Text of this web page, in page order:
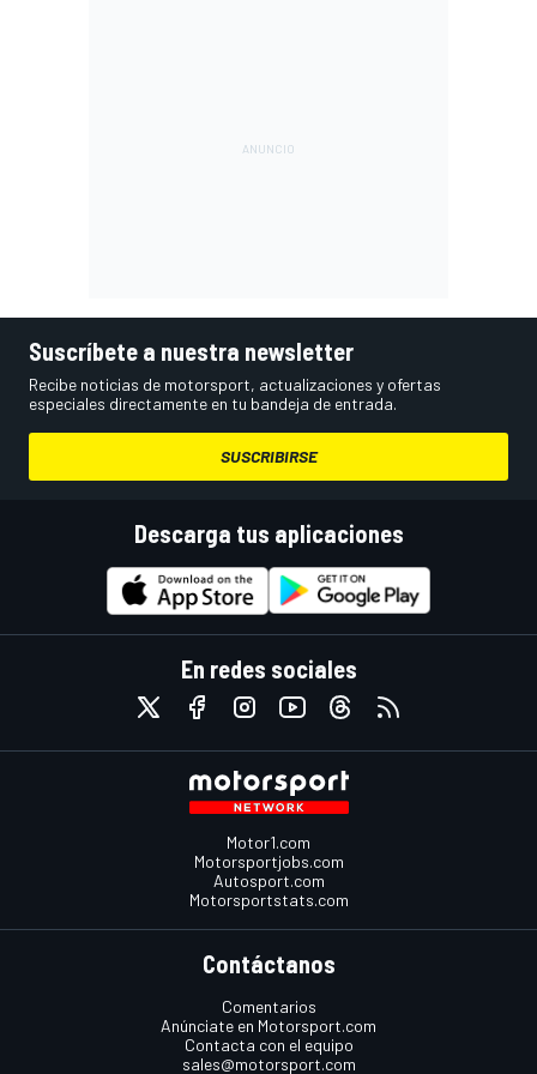
Suscríbete a nuestra newsletter
Recibe noticias de motorsport, actualizaciones y ofertas
especiales directamente en tu bandeja de entrada.
SUSCRIBIRSE
Descarga tus aplicaciones
En redes sociales
Motor1.com
Motorsportjobs.com
Autosport.com
Motorsportstats.com
Contáctanos
Comentarios
Anúnciate en Motorsport.com
Contacta con el equipo
sales@motorsport.com